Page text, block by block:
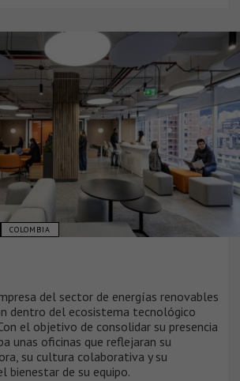
COLOMBIA
del sector de energías renovables
dentro del ecosistema tecnológico
el objetivo de consolidar su presencia
unas oficinas que reflejaran su
su cultura colaborativa y su
bienestar de su equipo.